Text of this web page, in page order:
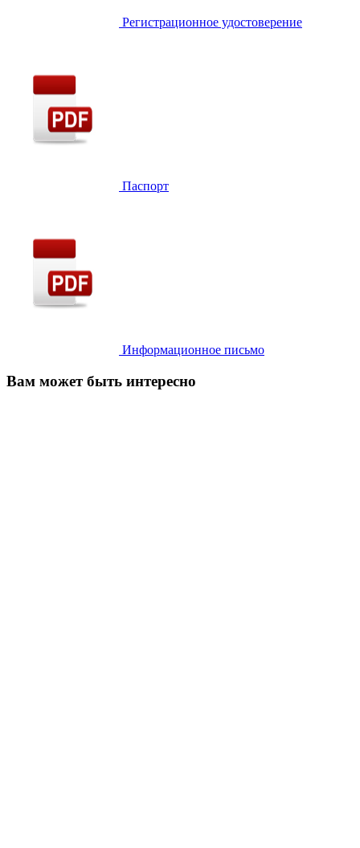
Регистрационное удостоверение
Паспорт
Информационное письмо
Вам может быть интересно